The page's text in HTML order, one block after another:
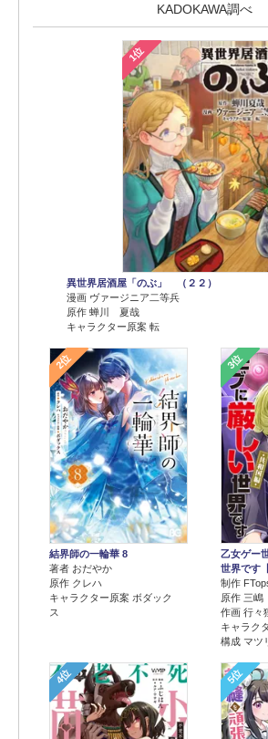
KADOKAWA調べ
1位
異世界居酒屋「のぶ」 （２２）
漫画 ヴァージニア二等兵
原作 蝉川 夏哉
キャラクター原案 転
2位
結界師の一輪華 8
著者 おだやか
原作 クレハ
キャラクター原案 ボダック
ス
3位
乙女ゲー
世界です
制作
原作 三
作画 行々
キャラク
構成 マ
4位 5位